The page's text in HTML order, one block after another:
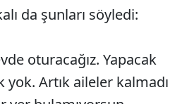
da şunları söyledi:
oturacağız. Yapacak
yok. Artık aileler kalmadı